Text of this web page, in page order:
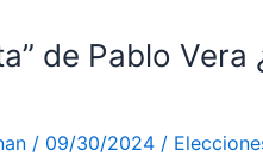
de Pablo Vera
/ 09/30/2024 /